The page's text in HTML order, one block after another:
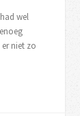
wel
niet zo